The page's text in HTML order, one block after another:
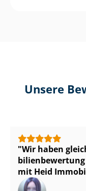
Unsere
Wir haben
mit Heid